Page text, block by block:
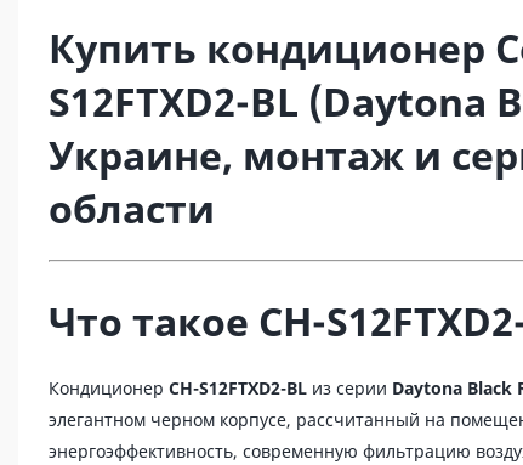
Купить кондиционер
S12FTXD2-BL (Daytona
Украине, монтаж и
области
Что такое CH-
Кондиционер CH-S12FTXD2-BL из серии Daytona Black
элегантном черном корпусе, рассчитанный на
энергоэффективность, современную фильтрацию